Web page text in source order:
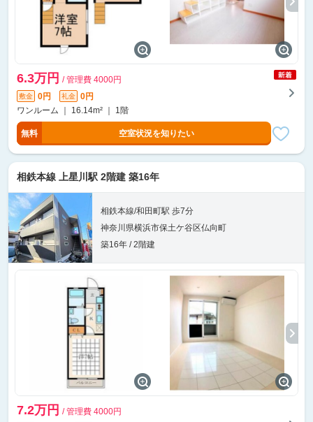
6.3万円 / 管理費 4000円
敷金 0円 礼金
0円
ワンルーム ｜ 16.14m² ｜ 1階
無料 空室状況を知りたい
相鉄本線 上星川駅 2階建 築16年
相鉄本線/和田町駅 歩7分
神奈川県横浜市保土ケ谷区仏向町
築16年 / 2階建
7.2万円 / 管理費 4000円